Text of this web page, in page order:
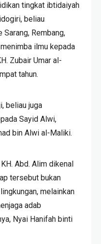
tingkat ibtidaiyah
beliau
Rembang,
ilmu kepada
Zubair Umar al-
tahun.
beliau juga
Sayid Alwi,
bin Alwi al-Maliki.
Abd. Alim dikenal
tersebut bukan
melainkan
adab
Nyai Hanifah binti